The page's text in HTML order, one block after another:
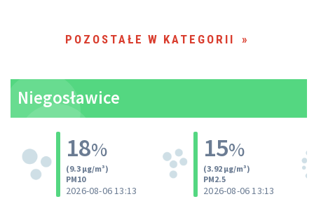
POZOSTAŁE W KATEGORII